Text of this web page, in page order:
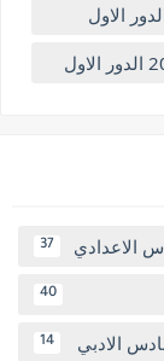
الاعدادي 37
40
الادبي 14